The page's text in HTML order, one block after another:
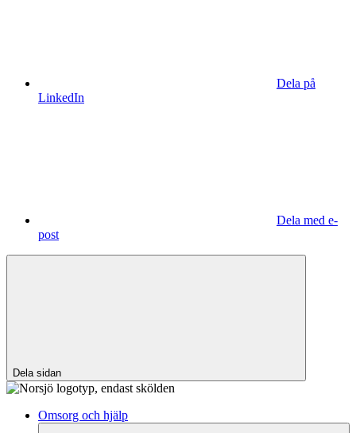
Dela på
LinkedIn
Dela med e-
post
Dela sidan
Omsorg och hjälp